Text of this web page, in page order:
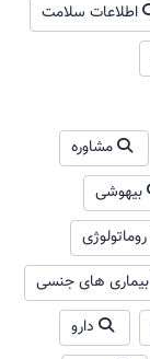
اطلاعات سلامت
مشاوره
بیهوشی
روماتولوژی
بیماری های جنسی
دارو